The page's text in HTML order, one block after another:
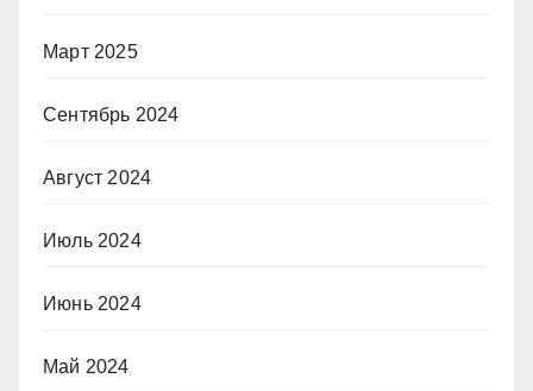
Март 2025
Сентябрь 2024
Август 2024
Июль 2024
Июнь 2024
Май 2024